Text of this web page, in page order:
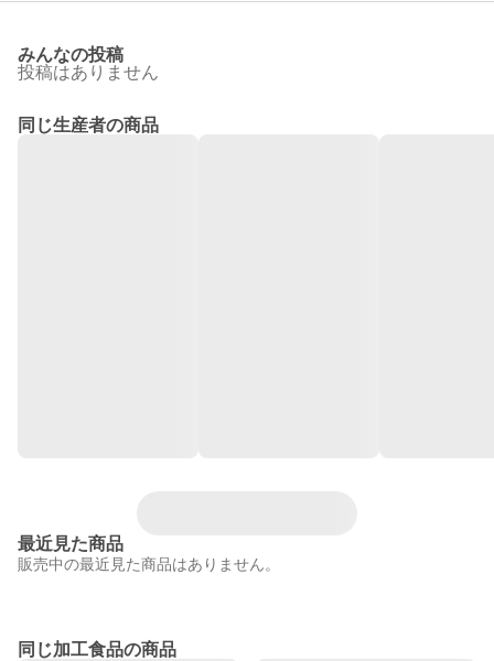
みんなの投稿
投稿はありません
同じ生産者の商品
最近見た商品
販売中の最近見た商品はありません。
同じ加工食品の商品